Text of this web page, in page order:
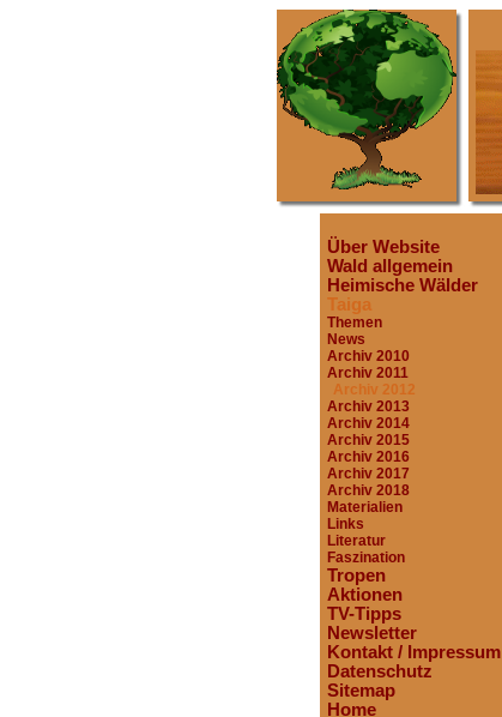
Über Website
Wald allgemein
Heimische Wälder
Taiga
Themen
News
Archiv 2010
Archiv 2011
Archiv 2012
Archiv 2013
Archiv 2014
Archiv 2015
Archiv 2016
Archiv 2017
Archiv 2018
Materialien
Links
Literatur
Faszination
Tropen
Aktionen
TV-Tipps
Newsletter
Kontakt / Impressum
Datenschutz
Sitemap
Home